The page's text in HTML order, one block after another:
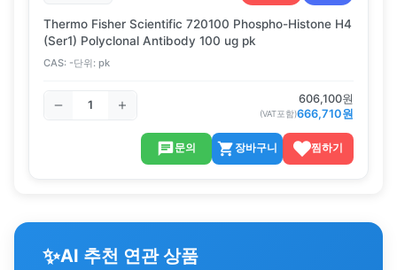
Thermo Fisher Scientific 720100 Phospho-Histone H4
(Ser1) Polyclonal Antibody 100 ug pk
CAS: -단위: pk
606,100원
(VAT포함)666,710원
문의 장바구니 찜하기
✨AI 추천 연관 상품